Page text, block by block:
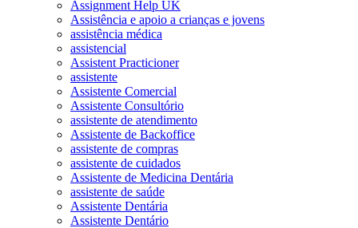
Assignment Help UK
Assistência e apoio a crianças e jovens
assistência médica
assistencial
Assistent Practicioner
assistente
Assistente Comercial
Assistente Consultório
assistente de atendimento
Assistente de Backoffice
assistente de compras
assistente de cuidados
Assistente de Medicina Dentária
assistente de saúde
Assistente Dentária
Assistente Dentário